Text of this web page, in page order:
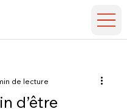
d’être
de lecture